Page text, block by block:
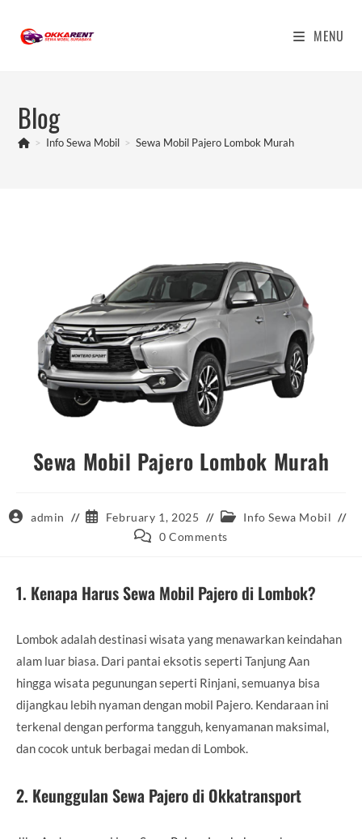
content
MENU
Blog
> Info Sewa Mobil > Sewa Mobil Pajero Lombok Murah
Sewa Mobil Pajero Lombok Murah
Postadmin
Post
published:
February 1, 2025
Post
category:
Info Sewa Mobil
Post 0 Comments
1. Kenapa Harus Sewa Mobil Pajero di Lombok?
Lombok adalah destinasi wisata yang menawarkan keindahan
alam luar biasa. Dari pantai eksotis seperti Tanjung Aan
hingga wisata pegunungan seperti Rinjani, semuanya bisa
dijangkau lebih nyaman dengan mobil Pajero. Kendaraan ini
terkenal dengan performa tangguh, kenyamanan maksimal,
dan cocok untuk berbagai medan di Lombok.
2. Keunggulan Sewa Pajero di Okkatransport